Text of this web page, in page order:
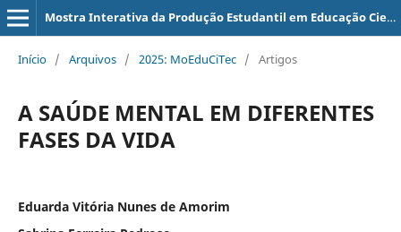
Mostra Interativa da Produção Estudantil em Educação Científica e Tecnológica
Início / Arquivos / 2025: MoEduCiTec / Artigos
A SAÚDE MENTAL EM DIFERENTES
FASES DA VIDA
Eduarda Vitória Nunes de Amorim